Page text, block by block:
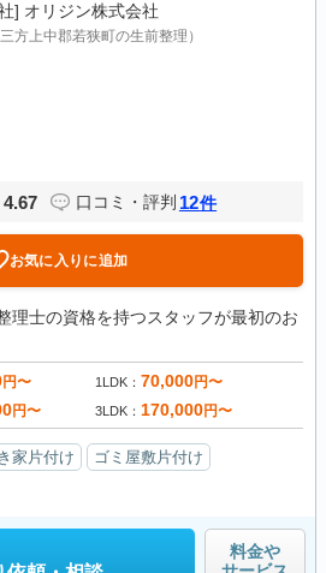
] オリジン株式会社
三方上中郡若狭町の生前整理）
4.67 口コミ・評判 12件
お気に入りに追加
理士の資格を持つスタッフが最初のお
円〜 1LDK 70,000円〜
円〜 3LDK 170,000円〜
家片付け
ゴミ屋敷片付け
料金や